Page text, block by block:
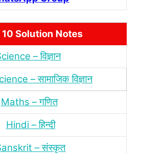
10 Solution Notes
– विज्ञान
– सामाजिक विज्ञान
Maths – गणित
Hindi – हिन्‍दी
– संस्‍कृत